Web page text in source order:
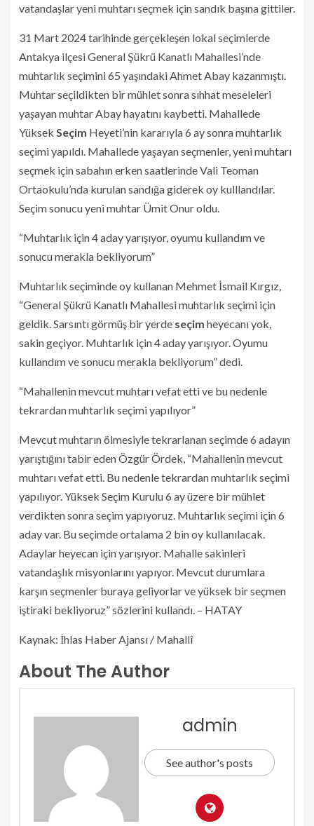
vatandaşlar yeni muhtarı seçmek için sandık başına gittiler.
31 Mart 2024 tarihinde gerçekleşen lokal seçimlerde
Antakya ilçesi General Şükrü Kanatlı Mahallesi’nde
muhtarlık seçimini 65 yaşındaki Ahmet Abay kazanmıştı.
Muhtar seçildikten bir mühlet sonra sıhhat meseleleri
yaşayan muhtar Abay hayatını kaybetti. Mahallede
Yüksek Seçim Heyeti’nin kararıyla 6 ay sonra muhtarlık
seçimi yapıldı. Mahallede yaşayan seçmenler, yeni muhtarı
seçmek için sabahın erken saatlerinde Vali Teoman
Ortaokulu’nda kurulan sandığa giderek oy kulllandılar.
Seçim sonucu yeni muhtar Ümit Onur oldu.
“Muhtarlık için 4 aday yarışıyor, oyumu kullandım ve
sonucu merakla bekliyorum”
Muhtarlık seçiminde oy kullanan Mehmet İsmail Kırgız,
“General Şükrü Kanatlı Mahallesi muhtarlık seçimi için
geldik. Sarsıntı görmüş bir yerde seçim heyecanı yok,
sakin geçiyor. Muhtarlık için 4 aday yarışıyor. Oyumu
kullandım ve sonucu merakla bekliyorum” dedi.
“Mahallenin mevcut muhtarı vefat etti ve bu nedenle
tekrardan muhtarlık seçimi yapılıyor”
Mevcut muhtarın ölmesiyle tekrarlanan seçimde 6 adayın
yarıştığını tabir eden Özgür Ördek, “Mahallenin mevcut
muhtarı vefat etti. Bu nedenle tekrardan muhtarlık seçimi
yapılıyor. Yüksek Seçim Kurulu 6 ay üzere bir mühlet
verdikten sonra seçim yapıyoruz. Muhtarlık seçimi için 6
aday var. Bu seçimde ortalama 2 bin oy kullanılacak.
Adaylar heyecan için yarışıyor. Mahalle sakinleri
vatandaşlık misyonlarını yapıyor. Mevcut durumlara
karşın seçmenler buraya geliyorlar ve yüksek bir seçmen
iştiraki bekliyoruz” sözlerini kullandı. – HATAY
Kaynak: İhlas Haber Ajansı / Mahallî
About The Author
admin
See author's posts